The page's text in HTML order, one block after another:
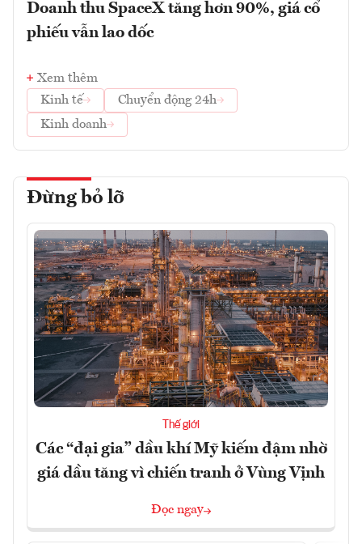
Doanh thu SpaceX tăng hơn 90%, giá cổ
phiếu vẫn lao dốc
Xem thêm
Kinh tế
Chuyển động 24h
Kinh doanh
Đừng bỏ lỡ
Thế giới
Các “đại gia” dầu khí Mỹ kiếm đậm nhờ
giá dầu tăng vì chiến tranh ở Vùng Vịnh
Đọc ngay